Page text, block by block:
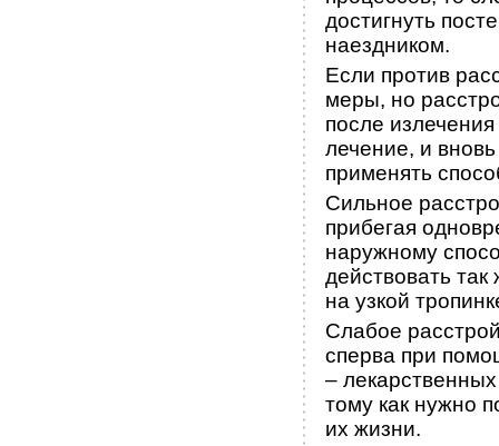
достигнуть
наездником.
Если против
меры, но
после
лечение, и
применять
Сильное
прибегая
наружному
действовать
на узкой
Слабое
сперва при
–
тому как нужно
их жизни.